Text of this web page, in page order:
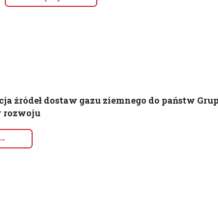
źródeł dostaw gazu ziemnego do państw
rozwoju